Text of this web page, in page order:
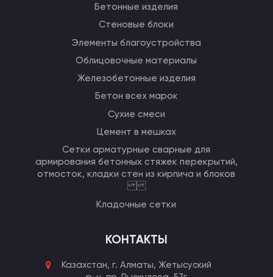
Бетонные изделия
Стеновые блоки
Элементы благоустройства
Облицовочные материалы
Железобетонные изделия
Бетон всех марок
Сухие смеси
Цемент в мешках
Сетки арматурные сварные для
армирования бетонных стяжек перекрытий,
отмосток, кладки стен из кирпича и блоков
Кладочные сетки
КОНТАКТЫ
Казахстан, г. Алматы, Жетысуский